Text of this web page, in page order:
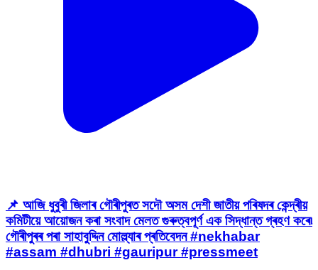
📌 আজি ধুবুৰী জিলাৰ গৌৰীপুৰত সদৌ অসম দেশী জাতীয় পৰিষদৰ কেন্দ্ৰীয়
কমিটীয়ে আয়োজন কৰা সংবাদ মেলত গুৰুত্বপূর্ণ এক সিদ্ধান্ত গ্ৰহণ কৰে৷
গৌৰীপুৰৰ পৰা সাহাবুদ্দিন মোল্ল্যাৰ প্ৰতিবেদন #nekhabar
#assam #dhubri #gauripur #pressmeet